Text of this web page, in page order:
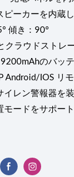
ピーカーを内蔵
傾き：90°
クラウドストレ
のバッ
Android/IOS リ
イレン警報器を装
モードをサポー